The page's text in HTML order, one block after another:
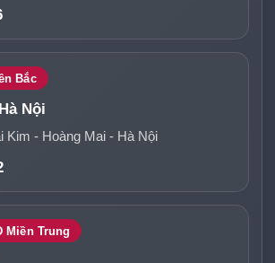
Bắc
Nội
- Hoàng Mai - Hà Nội
Miền Trung